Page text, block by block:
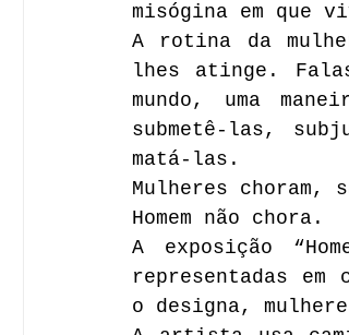
misógina em que
A rotina da
lhes atinge.
mundo, uma
submetê-las,
matá-las.
Mulheres choram,
Homem não chora.
A exposição
representadas
o designa,